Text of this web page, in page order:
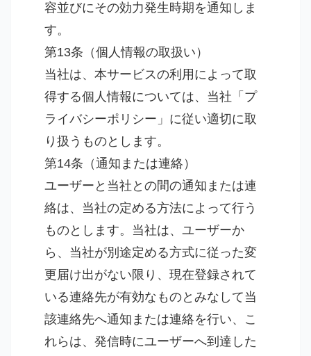
容並びにその効力発生時期を通知しま
す。
第13条（個人情報の取扱い）
当社は、本サービスの利用によって取
得する個人情報については、当社「プ
ライバシーポリシー」に従い適切に取
り扱うものとします。
第14条（通知または連絡）
ユーザーと当社との間の通知または連
絡は、当社の定める方法によって行う
ものとします。当社は、ユーザーか
ら、当社が別途定める方式に従った変
更届け出がない限り、現在登録されて
いる連絡先が有効なものとみなして当
該連絡先へ通知または連絡を行い、こ
れらは、発信時にユーザーへ到達した